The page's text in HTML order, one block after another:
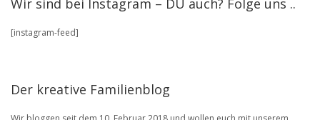
in
BLOG
Wir sind bei Instagram – DU auch? Folge uns ..
[instagram-feed]
Der kreative Familienblog